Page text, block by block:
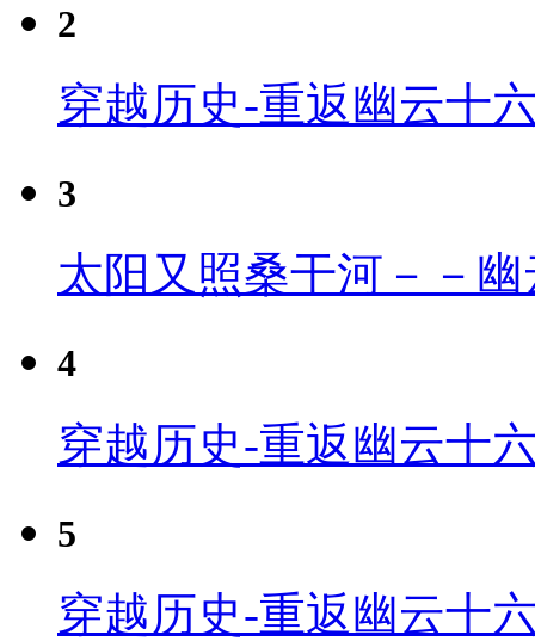
2
穿越历史-重返幽云十
3
太阳又照桑干河－－
4
穿越历史-重返幽云十
5
穿越历史-重返幽云十